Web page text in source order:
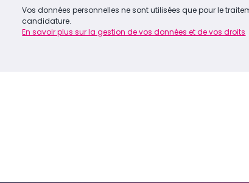
Vos données personnelles ne sont utilisées que pour le
candidature.
En savoir plus sur la gestion de vos données et de vos droits